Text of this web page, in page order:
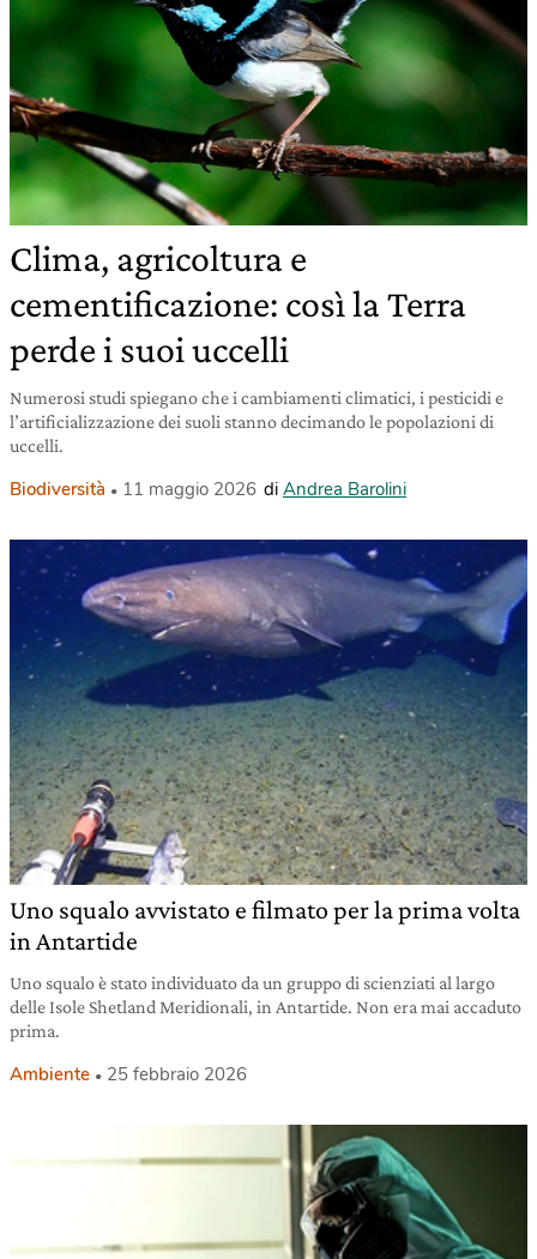
Clima, agricoltura e
cementificazione: così la Terra
perde i suoi uccelli
Numerosi studi spiegano che i cambiamenti climatici, i pesticidi e
l’artificializzazione dei suoli stanno decimando le popolazioni di
uccelli.
Biodiversità 11 maggio 2026 di Andrea Barolini
Uno squalo avvistato e filmato per la prima volta
in Antartide
Uno squalo è stato individuato da un gruppo di scienziati al largo
delle Isole Shetland Meridionali, in Antartide. Non era mai accaduto
prima.
Ambiente 25 febbraio 2026